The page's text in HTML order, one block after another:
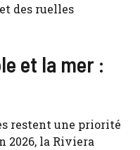
des ruelles
et la mer :
restent une priorité
2026, la Riviera